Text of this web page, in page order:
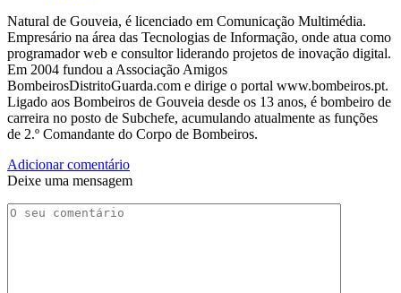
Natural de Gouveia, é licenciado em Comunicação Multimédia.
Empresário na área das Tecnologias de Informação, onde atua como
programador web e consultor liderando projetos de inovação digital.
Em 2004 fundou a Associação Amigos
BombeirosDistritoGuarda.com e dirige o portal www.bombeiros.pt.
Ligado aos Bombeiros de Gouveia desde os 13 anos, é bombeiro de
carreira no posto de Subchefe, acumulando atualmente as funções
de 2.º Comandante do Corpo de Bombeiros.
Adicionar comentário
Deixe uma mensagem